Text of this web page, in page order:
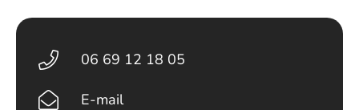
06 69 12 18 05
E-mail